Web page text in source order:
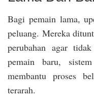
Bagi pemain lama,
peluang. Mereka
perubahan agar
pemain baru,
membantu proses
terarah.